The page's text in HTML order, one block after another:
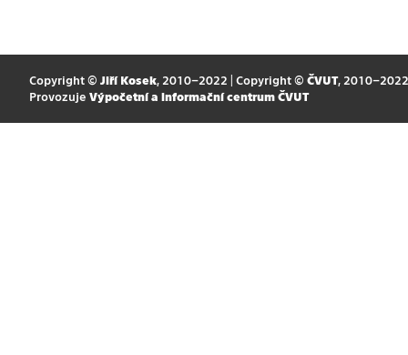
Copyright © Jiří Kosek, 2010–2022 | Copyright © ČVUT, 2010–2022
Provozuje Výpočetní a informační centrum ČVUT